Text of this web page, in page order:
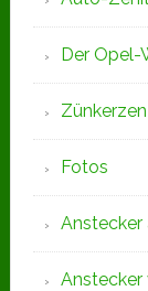
Der Opel-
Fotos
Anstecker
Anstecker